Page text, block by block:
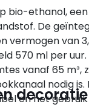
bio-ethanol,
De
vermogen van
570 ml per uur.
vanaf 65 m³,
nodig is.
en het
decoratie